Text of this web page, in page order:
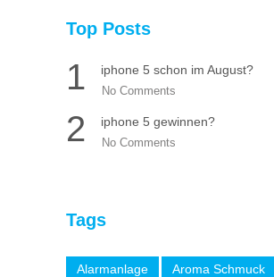
Top Posts
1 iphone 5 schon im August?
No Comments
2 iphone 5 gewinnen?
No Comments
Tags
Alarmanlage
Aroma Schmuck